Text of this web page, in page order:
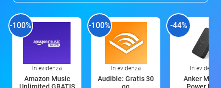
-100%
In evidenza
Amazon Music
Unlimited GRATIS
-100%
In evidenza
Audible: Gratis 30
gg
-44%
In evidenza
Anker
Power